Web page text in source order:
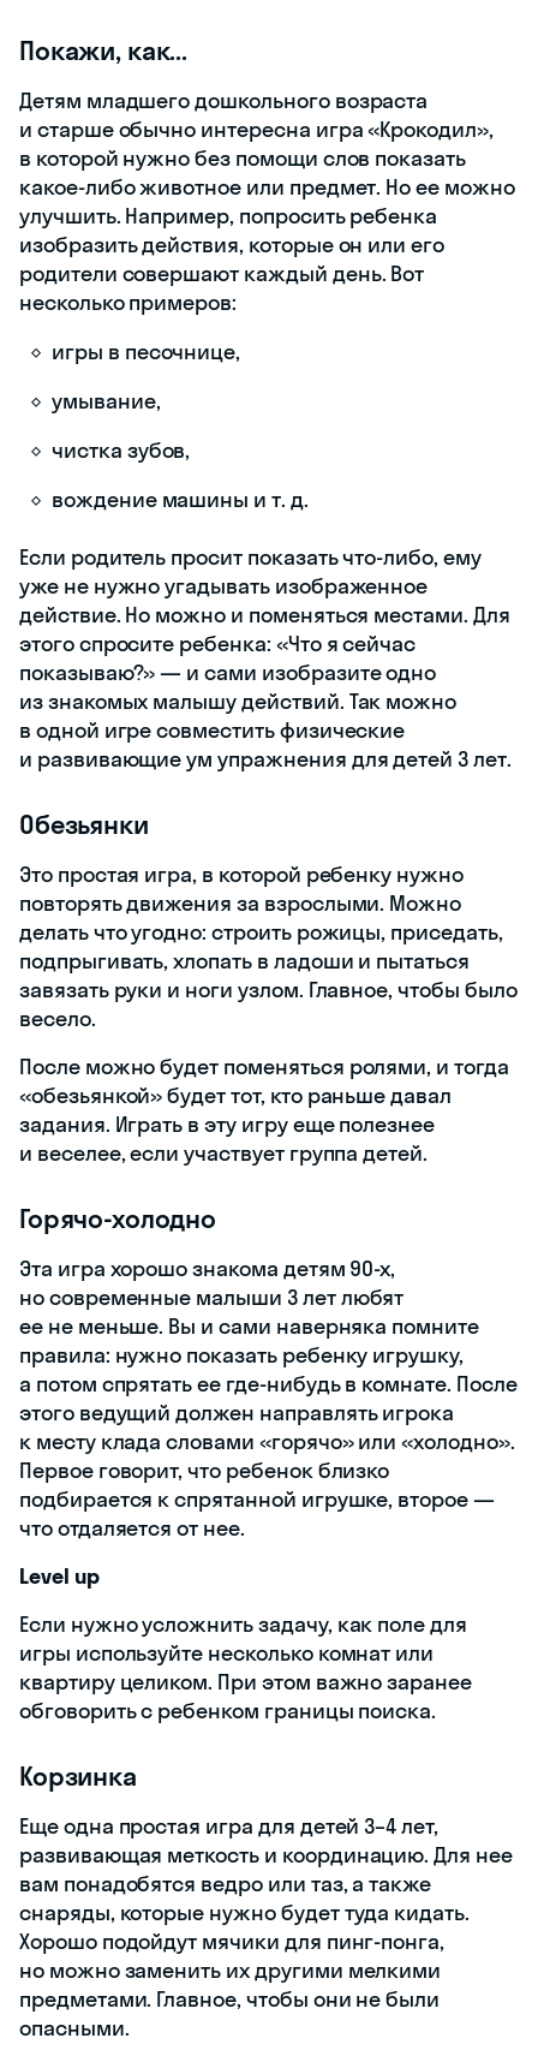
Покажи, как...
Детям младшего дошкольного возраста
и старше обычно интересна игра «Крокодил»,
в которой нужно без помощи слов показать
какое-либо животное или предмет. Но ее можно
улучшить. Например, попросить ребенка
изобразить действия, которые он или его
родители совершают каждый день. Вот
несколько примеров:
игры в песочнице,
умывание,
чистка зубов,
вождение машины и т. д.
Если родитель просит показать что-либо, ему
уже не нужно угадывать изображенное
действие. Но можно и поменяться местами. Для
этого спросите ребенка: «Что я сейчас
показываю?» — и сами изобразите одно
из знакомых малышу действий. Так можно
в одной игре совместить физические
и развивающие ум упражнения для детей 3 лет.
Обезьянки
Это простая игра, в которой ребенку нужно
повторять движения за взрослыми. Можно
делать что угодно: строить рожицы, приседать,
подпрыгивать, хлопать в ладоши и пытаться
завязать руки и ноги узлом. Главное, чтобы было
весело.
После можно будет поменяться ролями, и тогда
«обезьянкой» будет тот, кто раньше давал
задания. Играть в эту игру еще полезнее
и веселее, если участвует группа детей.
Горячо-холодно
Эта игра хорошо знакома детям 90-х,
но современные малыши 3 лет любят
ее не меньше. Вы и сами наверняка помните
правила: нужно показать ребенку игрушку,
а потом спрятать ее где-нибудь в комнате. После
этого ведущий должен направлять игрока
к месту клада словами «горячо» или «холодно».
Первое говорит, что ребенок близко
подбирается к спрятанной игрушке, второе —
что отдаляется от нее.
Level up
Если нужно усложнить задачу, как поле для
игры используйте несколько комнат или
квартиру целиком. При этом важно заранее
обговорить с ребенком границы поиска.
Корзинка
Еще одна простая игра для детей 3–4 лет,
развивающая меткость и координацию. Для нее
вам понадобятся ведро или таз, а также
снаряды, которые нужно будет туда кидать.
Хорошо подойдут мячики для пинг-понга,
но можно заменить их другими мелкими
предметами. Главное, чтобы они не были
опасными.